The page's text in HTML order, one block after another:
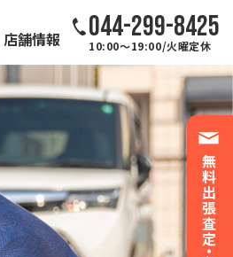
店舗情報 044-299-8425
10:00～19:00/火曜定休